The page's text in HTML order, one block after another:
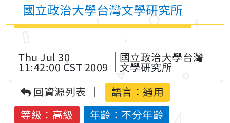
國立政治大學台灣文學研究所
Thu Jul 30
11:42:00 CST 2009
國立政治大學台灣
文學研究所
回資源列表
語言： 通用
等級：高級
年齡：不分年齡